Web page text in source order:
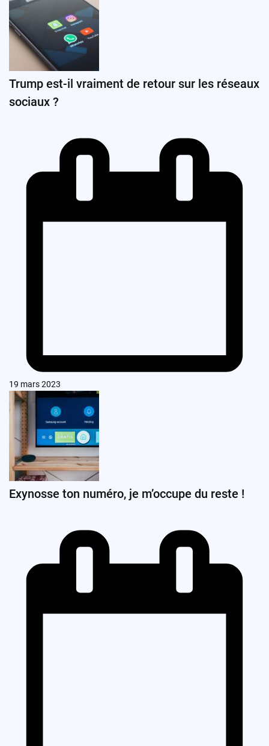
Trump est-il vraiment de retour sur les réseaux
sociaux ?
19 mars 2023
Exynosse ton numéro, je m’occupe du reste !